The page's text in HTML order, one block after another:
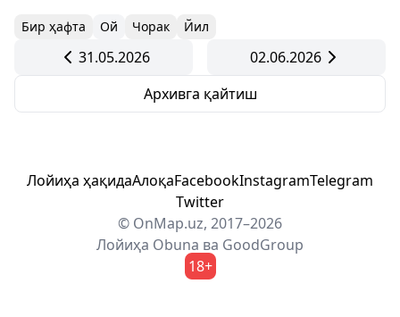
Бир ҳафта Ой Чорак Йил
31.05.2026
02.06.2026
Архивга қайтиш
Лойиҳа ҳақидаАлоқаFacebookInstagramTelegram
Twitter
© OnMap.uz, 2017–2026
Лойиҳа Obuna ва GoodGroup
18+